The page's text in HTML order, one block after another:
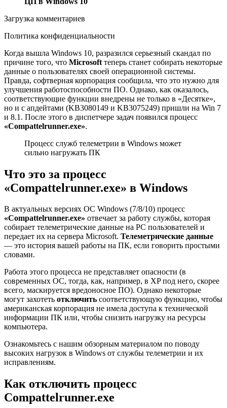
Загрузка комментариев
Политика конфиденциальности
Когда вышла Windows 10, разразился серьезный скандал по
причине того, что Microsoft теперь станет собирать некоторые
данные о пользователях своей операционной системы.
Правда, софтверная корпорация сообщила, что это нужно для
улучшения работоспособности ПО. Однако, как оказалось,
соответствующие функции внедрены не только в «Десятке»,
но и с апдейтами (KB3080149 и KB3075249) пришли на Win 7
и 8.1. После этого в диспетчере задач появился процесс
«Compattelrunner.exe».
Процесс служб телеметрии в Windows может
сильно нагружать ПК
Что это за процесс
«Compattelrunner.exe» в Windows
В актуальных версиях ОС Windows (7/8/10) процесс
«Compattelrunner.exe» отвечает за работу службы, которая
собирает телеметрические данные на PC пользователей и
передает их на сервера Microsoft. Телеметрические данные
— это история вашей работы на ПК, если говорить простыми
словами.
Работа этого процесса не представляет опасности (в
современных ОС, тогда, как, например, в XP под него, скорее
всего, маскируется вредоносное ПО). Однако некоторые
могут захотеть отключить соответствующую функцию, чтобы
американская корпорация не имела доступа к технической
информации ПК или, чтобы снизить нагрузку на ресурсы
компьютера.
Ознакомьтесь с нашим обзорным материалом по поводу
высоких нагрузок в Windows от службы телеметрии и их
исправлениям.
Как отключить процесс
Compattelrunner.exe